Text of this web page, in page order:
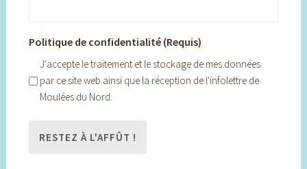
Politique de confidentialité (Requis)
J'accepte le traitement et le stockage de mes données
par ce site web ainsi que la réception de l'infolettre de
Moulées du Nord.